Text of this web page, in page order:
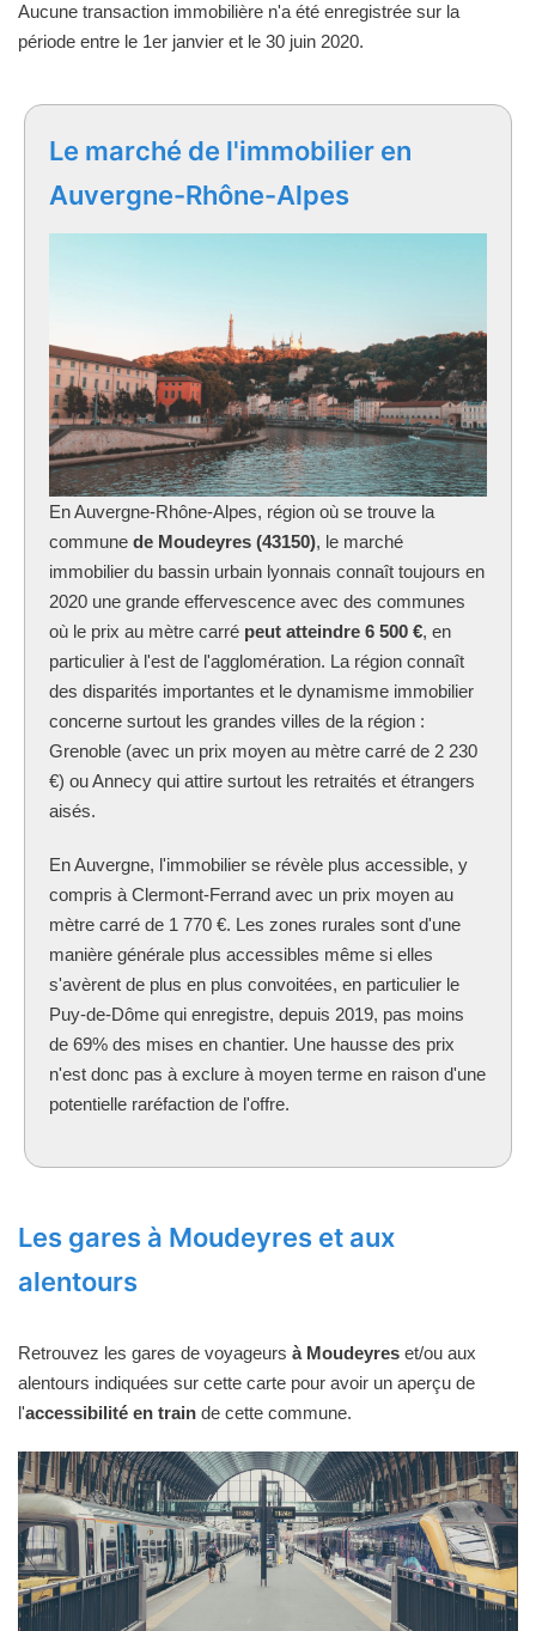
Aucune transaction immobilière n'a été enregistrée sur la
période entre le 1er janvier et le 30 juin 2020.
Le marché de l'immobilier en
Auvergne-Rhône-Alpes
En Auvergne-Rhône-Alpes, région où se trouve la
commune de Moudeyres (43150), le marché
immobilier du bassin urbain lyonnais connaît toujours en
2020 une grande effervescence avec des communes
où le prix au mètre carré peut atteindre 6 500 €, en
particulier à l'est de l'agglomération. La région connaît
des disparités importantes et le dynamisme immobilier
concerne surtout les grandes villes de la région :
Grenoble (avec un prix moyen au mètre carré de 2 230
€) ou Annecy qui attire surtout les retraités et étrangers
aisés.
En Auvergne, l'immobilier se révèle plus accessible, y
compris à Clermont-Ferrand avec un prix moyen au
mètre carré de 1 770 €. Les zones rurales sont d'une
manière générale plus accessibles même si elles
s'avèrent de plus en plus convoitées, en particulier le
Puy-de-Dôme qui enregistre, depuis 2019, pas moins
de 69% des mises en chantier. Une hausse des prix
n'est donc pas à exclure à moyen terme en raison d'une
potentielle raréfaction de l'offre.
Les gares à Moudeyres et aux
alentours
Retrouvez les gares de voyageurs à Moudeyres et/ou aux
alentours indiquées sur cette carte pour avoir un aperçu de
l'accessibilité en train de cette commune.